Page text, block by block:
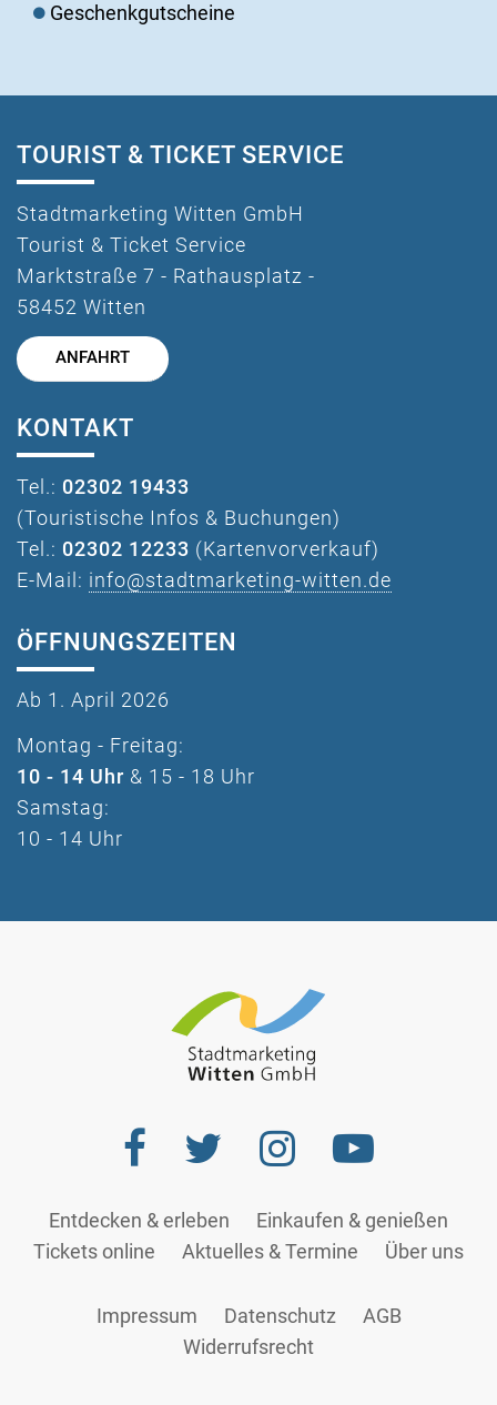
Geschenkgutscheine
TOURIST & TICKET SERVICE
Stadtmarketing Witten GmbH
Tourist & Ticket Service
Marktstraße 7 - Rathausplatz -
58452 Witten
ANFAHRT
KONTAKT
Tel.: 02302 19433
(Touristische Infos & Buchungen)
Tel.: 02302 12233 (Kartenvorverkauf)
E-Mail: info@stadtmarketing-witten.de
ÖFFNUNGSZEITEN
Ab 1. April 2026
Montag - Freitag:
10 - 14 Uhr & 15 - 18 Uhr
Samstag:
10 - 14 Uhr
Entdecken & erleben
Einkaufen & genießen
Tickets online
Aktuelles & Termine Über uns
Impressum Datenschutz
AGB
Widerrufsrecht